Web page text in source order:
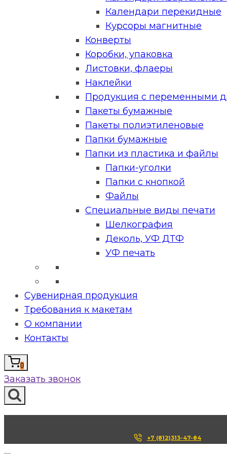
Календари перекидные
Курсоры магнитные
Конверты
Коробки, упаковка
Листовки, флаеры
Наклейки
Продукция с переменными
Пакеты бумажные
Пакеты полиэтиленовые
Папки бумажные
Папки из пластика и файлы
Папки-уголки
Папки с кнопкой
Файлы
Специальные виды печати
Шелкография
Деколь, УФ ДТФ
УФ печать
Сувенирная продукция
Требования к макетам
О компании
Контакты
0
Заказать звонок
+7 (812)313-47-84